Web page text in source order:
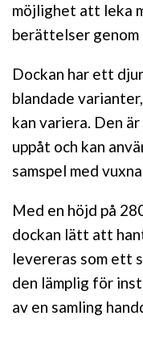
möjlighet att leka
berättelser
Dockan har ett
blandade
kan variera. Den
uppåt och kan
samspel med
Med en höjd på
dockan lätt att
levereras som ett
den lämplig för
av en samling